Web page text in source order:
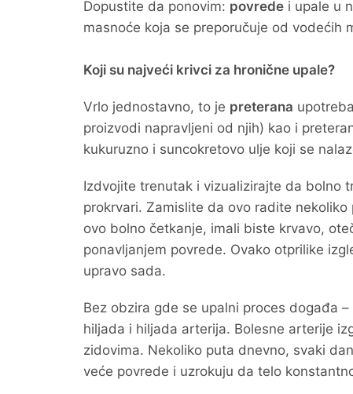
Dopustite da ponovim: povrede i upale u
masnoće koja se preporučuje od vodećih
Koji su najveći krivci za hronične upale?
Vrlo jednostavno, to je preterana
proizvodi napravljeni od njih) kao i
kukuruzno i suncokretovo ulje koji se
Izdvojite trenutak i vizualizirajte da bolno
prokrvari. Zamislite da ovo radite
ovo bolno četkanje, imali biste krvavo,
ponavljanjem povrede. Ovako otprilike
upravo sada.
Bez obzira gde se upalni proces događa
hiljada i hiljada arterija. Bolesne arterije
zidovima. Nekoliko puta dnevno, svaki
veće povrede i uzrokuju da telo